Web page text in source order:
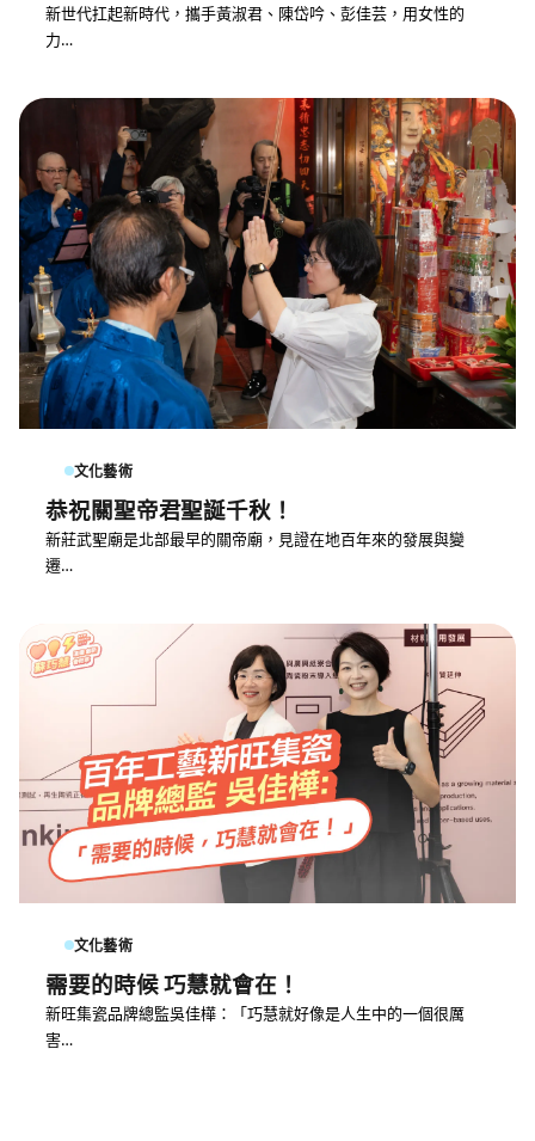
新世代扛起新時代，攜手黃淑君、陳岱吟、彭佳芸，用女性的
力…
文化藝術
恭祝關聖帝君聖誕千秋！
新莊武聖廟是北部最早的關帝廟，見證在地百年來的發展與變
遷…
文化藝術
需要的時候 巧慧就會在！
新旺集瓷品牌總監吳佳樺：「巧慧就好像是人生中的一個很厲
害…